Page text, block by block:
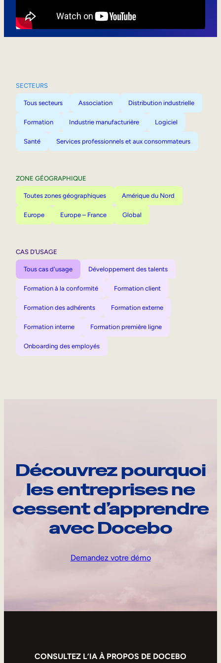
SECTEURS
Tous secteurs Association Distribution industrielle
Formation Industrie manufacturière Logiciel
Santé Services professionnels et aux consommateurs
ZONE GÉOGRAPHIQUE
Toutes zones géographiques Amérique du Nord
Europe Europe – France Global
CAS D’USAGE
Tous cas d'usage Développement des talents
Formation à la conformité Formation client
Formation des adhérents Formation externe
Formation interne Formation première ligne
Onboarding des employés
Découvrez pourquoi
les entreprises ne
cessent d’apprendre
avec Docebo
Demandez votre démo
CONSULTEZ L’IA À PROPOS DE DOCEBO